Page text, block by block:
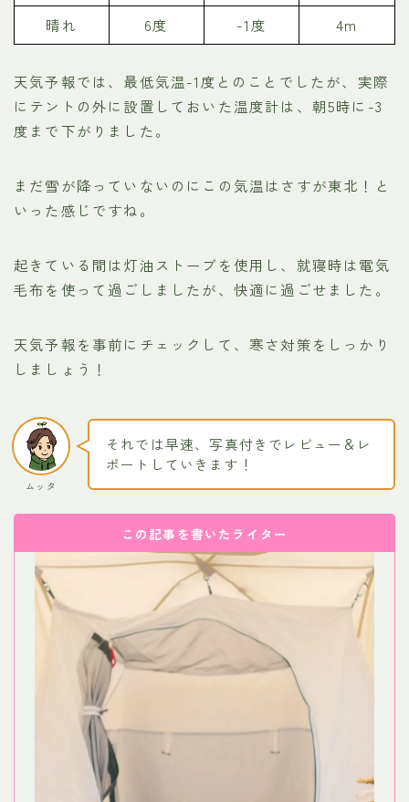
晴れ
6度 -1度 4m
天気予報では、最低気温-1度とのことでしたが、実際
にテントの外に設置しておいた温度計は、朝5時に-3
度まで下がりました。
まだ雪が降っていないのにこの気温はさすが東北！と
いった感じですね。
起きている間は灯油ストーブを使用し、就寝時は電気
毛布を使って過ごしましたが、快適に過ごせました。
天気予報を事前にチェックして、寒さ対策をしっかり
しましょう！
ムッタ
それでは早速、写真付きでレビュー＆レ
ポートしていきます！
この記事を書いたライター